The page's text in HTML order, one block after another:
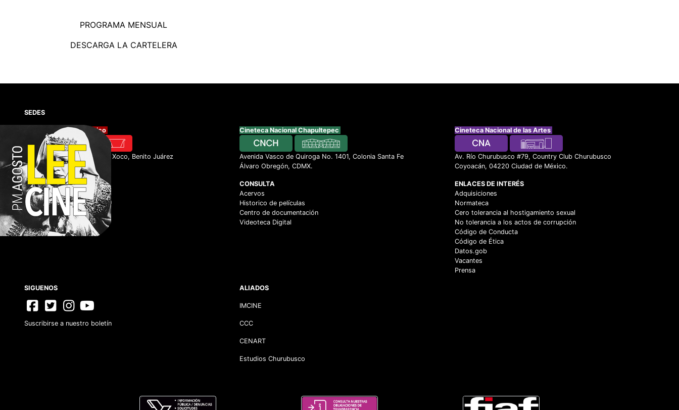
PROGRAMA MENSUAL
DESCARGA LA CARTELERA
SEDES
Cineteca Nacional México
Av. México Coyoacán #389, Xoco, Benito Juárez
03330 Ciudad de México.
Cineteca Nacional Chapultepec
Avenida Vasco de Quiroga No. 1401, Colonia Santa Fe
Álvaro Obregón, CDMX.
Cineteca Nacional de las Artes
Av. Río Churubusco #79, Country Club Churubusco
Coyoacán, 04220 Ciudad de México.
CONTACTO
Suscribirse a nuestro boletín
Aviso de Privacidad
Términos y Condiciones
FAQs
CONSULTA
Acervos
Historico de películas
Centro de documentación
Videoteca Digital
ENLACES DE INTERÉS
Adquisiciones
Normateca
Cero tolerancia al hostigamiento sexual
No tolerancia a los actos de corrupción
Código de Conducta
Código de Ética
Datos.gob
Vacantes
Prensa
SIGUENOS
Suscribirse a nuestro boletín
ALIADOS
IMCINE
CCC
CENART
Estudios Churubusco